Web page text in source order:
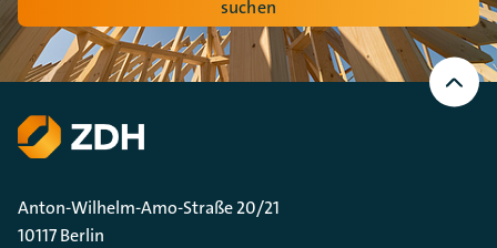
suchen
Nach
oben
Scrollen
Anton-Wilhelm-Amo-Straße 20/21
10117 Berlin